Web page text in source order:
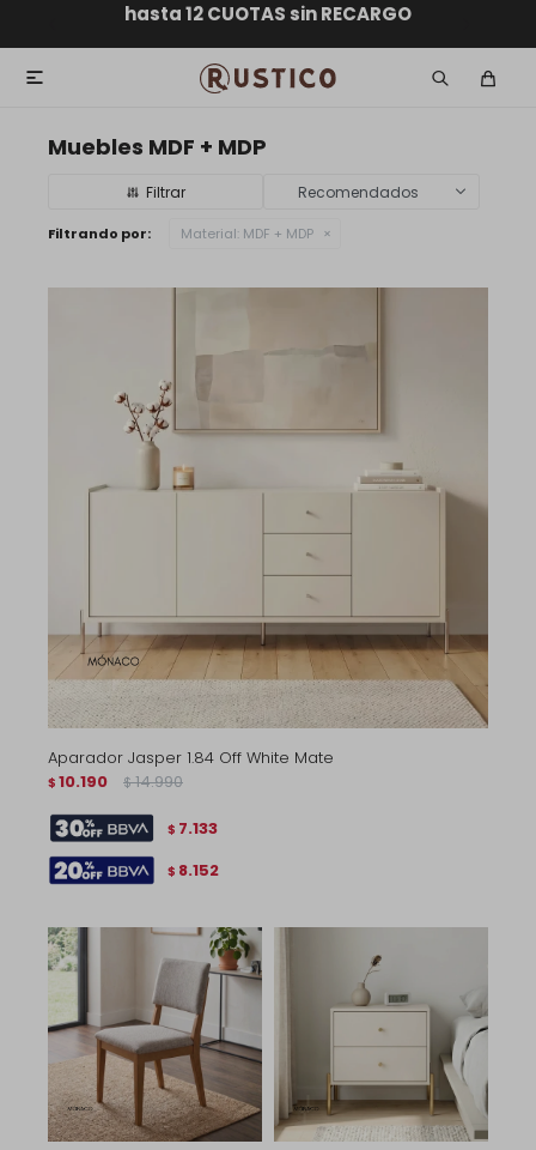
ENVÍOS A TODO EL PAÍS
GARANTÍA DE DEVOLUCIÓN
hasta 12 CUOTAS sin RECARGO
ENVÍO GRATIS dentro de MONTEVIDEO en compras

Muebles MDF + MDP
Recomendados
Filtrando por: Material: MDF + MDP
Aparador Jasper 1.84 Off White Mate
$ 10.190 $ 14.990
$ 7.133
$ 8.152